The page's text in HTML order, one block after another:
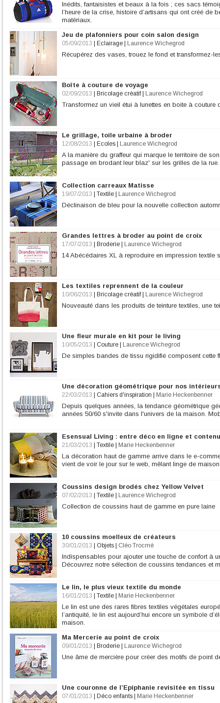
Inédits, fantaisistes et beaux à la fois ; ces sacs
l’heure de la crise, histoire d’artisans qui ont créé de
matériaux.
Jeu de plafonniers pour coin salon design
05/09/2013 Eclairage Laurence Wichegrod
Récupérez des vases, trouez le fond et transformez-
Boîte à couture de voyage
02/09/2013 Bricolage créatif| Laurence Wichegrod
Transformez un vieil étui à lunettes en boite à couture
Le grillage, toile urbaine à broder
12/08/2013 Ecoles Laurence Wichegrod
A la manière du graffeur qui marque le territoire de
passage en brodant leur blaz' sur les grilles de la rue.
Collection carreaux Matisse
19/07/2013 Textile Laurence Wichegrod
Déclinaison de bleu pour la nouvelle collection
Grandes lettres à broder au point de croix
17/07/2013 Broderie Laurence Wichegrod
14 Abécédaires XL à reproduire en impression textile
Les textiles reprennent de la couleur
10/06/2013 Bricolage créatif| Laurence Wichegrod
Nouveauté dans les produits de teinture textiles, une
Une fleur murale en kit pour le living
10/05/2013 Couture Laurence Wichegrod
De simples bandes de tissu rigidifié composent cette
Une décoration géométrique pour nos
22/03/2013 Cahiers d'inspiration Marie Heckenbenner
Depuis quelques années, la tendance géométrique
années 50/60 s'invite dans l'univers de la maison.
Esensual Living : entre déco en ligne et
21/03/2013 Textile Marie Heckenbenner
La décoration haut de gamme arrive dans le e-
vient de voir le jour sur le web, mêlant linge de
Coussins design brodés chez Yellow Velvet
07/02/2013 Textile Laurence Wichegrod
Collection de coussins haut de gamme en pure laine
10 coussins moelleux de créateurs
30/01/2013 Objets Cléo Trocmé
Indispensables pour ajouter une touche de confort à
Découvrez notre sélection de coussins tendances et
Le lin, le plus vieux textile du monde
16/01/2013 Textile Marie Heckenbenner
Le lin est une des rares fibres textiles végétales
l’antiquité, le lin est aujourd’hui encore un symbole
maison.
Ma Mercerie au point de croix
09/01/2013 Broderie Laurence Wichegrod
Une âme de mercière pour créer des motifs de point
Une couronne de l’Epiphanie revisitée en tissu
07/01/2013 Déco enfants Marie Heckenbenner